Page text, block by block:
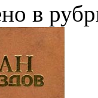
в